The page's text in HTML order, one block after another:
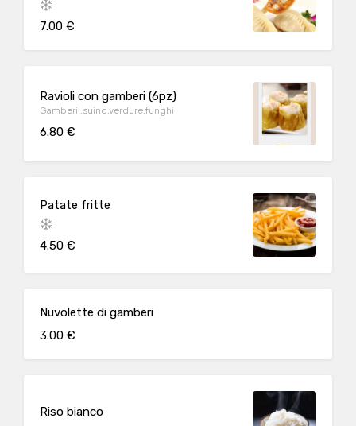
7.00 €
Ravioli con gamberi (6pz)
Gamberi ,suino,verdure,funghi
6.80 €
Patate fritte
4.50 €
Nuvolette di gamberi
3.00 €
Riso bianco